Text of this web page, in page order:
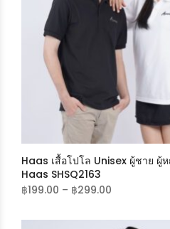
Haas เสื้อโปโล Unisex ผู้ชาย ผู้
Haas SHSQ2163
฿199.00 – ฿299.00